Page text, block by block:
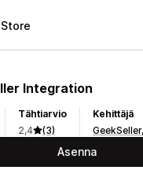
Integration
Tähtiarvio
2,4
(3)
Kehittäjä
Asenna